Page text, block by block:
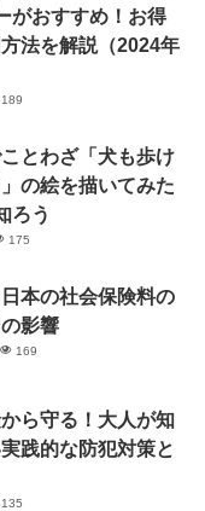
がおすすめ！お得
法を解説（2024年
189
とわざ「犬も歩け
の絵を描いてみた
ろう
175
本の社会保険料の
影響
169
ら守る！大人が知
践的な防犯対策と
135